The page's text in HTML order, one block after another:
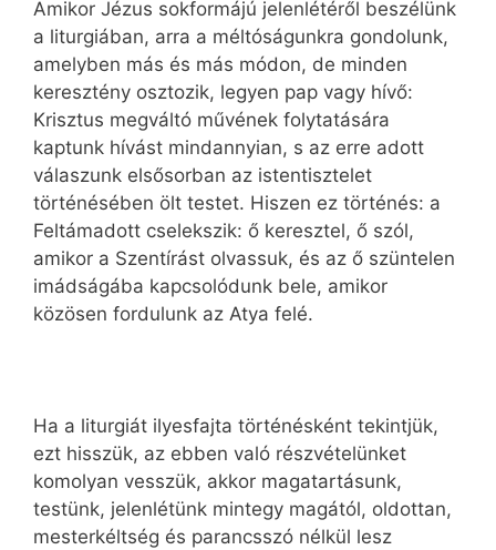
Amikor Jézus sokformájú jelenlétéről beszélünk
a liturgiában, arra a méltóságunkra gondolunk,
amelyben más és más módon, de minden
keresztény osztozik, legyen pap vagy hívő:
Krisztus megváltó művének folytatására
kaptunk hívást mindannyian, s az erre adott
válaszunk elsősorban az istentisztelet
történésében ölt testet. Hiszen ez történés: a
Feltámadott cselekszik: ő keresztel, ő szól,
amikor a Szentírást olvassuk, és az ő szüntelen
imádságába kapcsolódunk bele, amikor
közösen fordulunk az Atya felé.
Ha a liturgiát ilyesfajta történésként tekintjük,
ezt hisszük, az ebben való részvételünket
komolyan vesszük, akkor magatartásunk,
testünk, jelenlétünk mintegy magától, oldottan,
mesterkéltség és parancsszó nélkül lesz